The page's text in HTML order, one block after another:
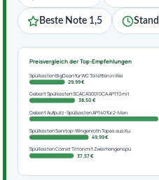
Beste Note 1,5
Preisvergleich der Top-Empfehlungen
Spülkasten BigDean für WC Toiletten in Wei
29,99 €
Geberit Spülkasten SCACAS0010CA AP110 mit
38,50 €
Geberit Aufputz-Spülkasten AP140 für 2-Men
Spülkasten Sanitop-Wingenroth Topas aus Ku
49,99 €
Spülkasten Cornat Triton mit Zweimengenspü
37,57 €